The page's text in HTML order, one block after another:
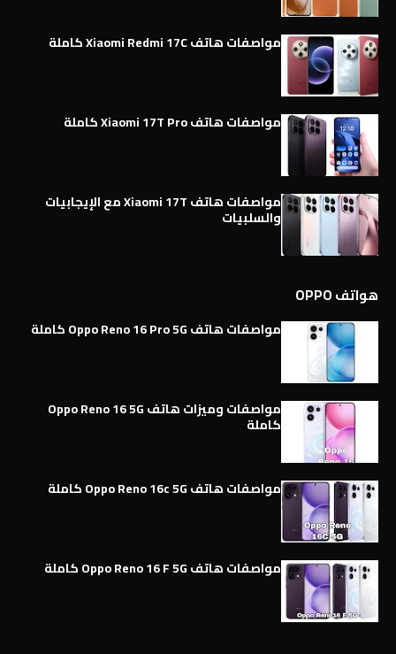
مواصفات هاتف Xiaomi Redmi 17C كاملة
مواصفات هاتف Xiaomi 17T Pro كاملة
مواصفات هاتف Xiaomi 17T مع الإيجابيات
والسلبيات
هواتف OPPO
مواصفات هاتف Oppo Reno 16 Pro 5G كاملة
مواصفات وميزات هاتف Oppo Reno 16 5G
كاملة
مواصفات هاتف Oppo Reno 16c 5G كاملة
مواصفات هاتف Oppo Reno 16 F 5G كاملة